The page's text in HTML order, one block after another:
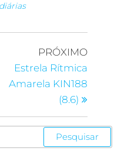
PRÓXIMO
Estrela Rítmica
Amarela KIN188
(8.6)